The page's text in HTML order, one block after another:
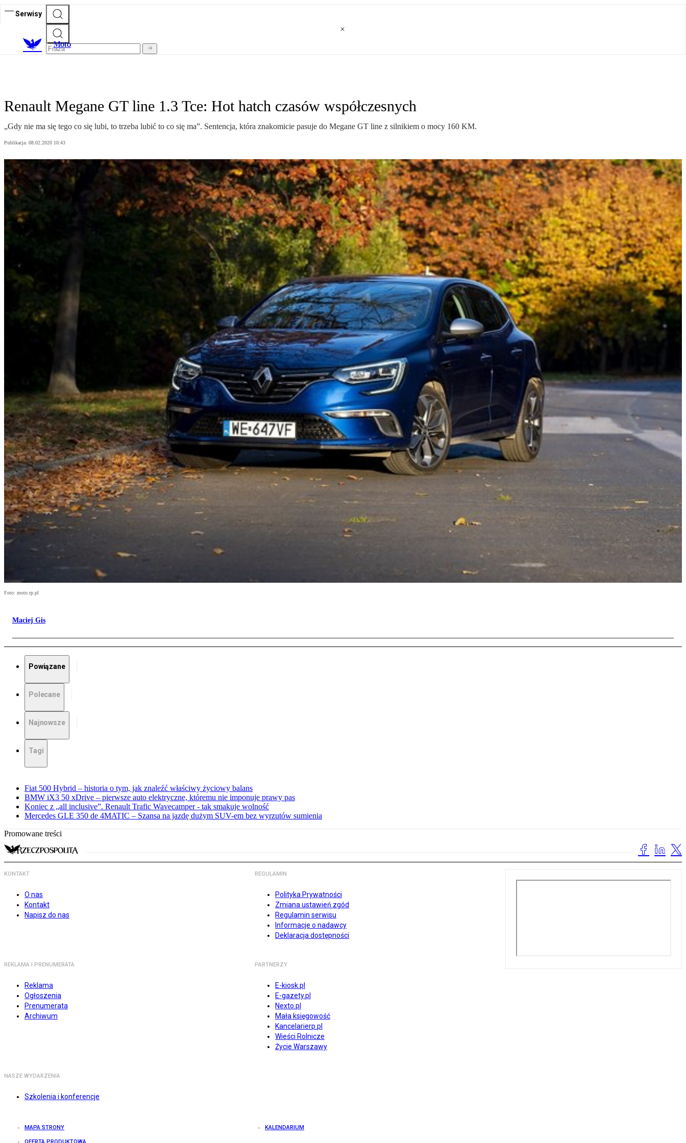
Serwisy
Moto
Renault Megane GT line 1.3 Tce: Hot hatch czasów współczesnych
„Gdy nie ma się tego co się lubi, to trzeba lubić to co się ma”. Sentencja, która znakomicie pasuje do Megane GT line z silnikiem o mocy 160 KM.
Publikacja: 08.02.2020 10:43
Foto: moto.rp.pl
Maciej Gis
Powiązane
Polecane
Najnowsze
Tagi
Fiat 500 Hybrid – historia o tym, jak znaleźć właściwy życiowy balans
BMW iX3 50 xDrive – pierwsze auto elektryczne, któremu nie imponuje prawy pas
Koniec z „all inclusive”. Renault Trafic Wavecamper - tak smakuje wolność
Mercedes GLE 350 de 4MATIC – Szansa na jazdę dużym SUV-em bez wyrzutów sumienia
Promowane treści
KONTAKT
O nas
Kontakt
Napisz do nas
REGULAMIN
Polityka Prywatności
Zmiana ustawień zgód
Regulamin serwisu
Informacje o nadawcy
Deklaracja dostępności
REKLAMA I PRENUMERATA
Reklama
Ogłoszenia
Prenumerata
Archiwum
PARTNERZY
E-kiosk.pl
E-gazety.pl
Nexto.pl
Mała księgowość
Kancelarierp.pl
Wieści Rolnicze
Życie Warszawy
NASZE WYDARZENIA
Szkolenia i konferencje
MAPA STRONY KALENDARIUM